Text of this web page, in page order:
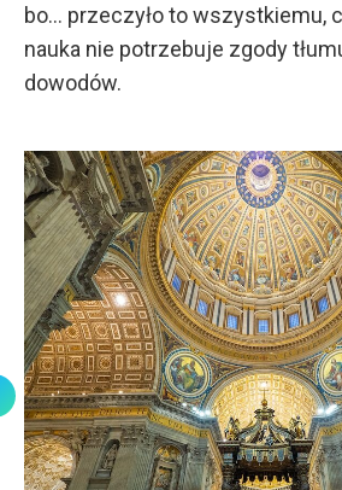
bo… przeczyło to wszystkiemu,
nauka nie potrzebuje zgody
dowodów.